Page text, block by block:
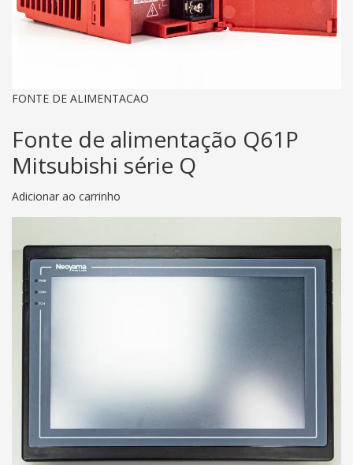
FONTE DE ALIMENTACAO
Fonte de alimentação Q61P
Mitsubishi série Q
Adicionar ao carrinho